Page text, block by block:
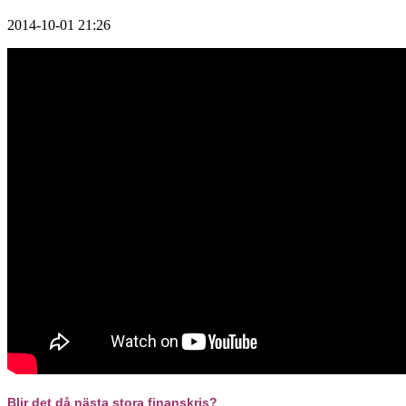
2014-10-01 21:26
Blir det då nästa stora finanskris?